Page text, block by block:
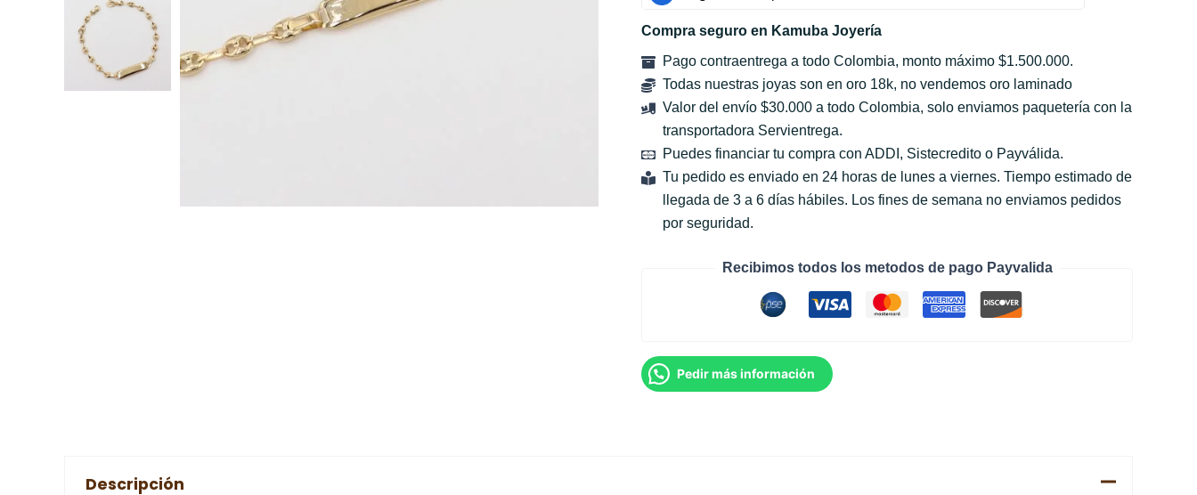
Compra seguro en Kamuba Joyería
Pago contraentrega a todo Colombia, monto máximo $1.500.000.
Todas nuestras joyas son en oro 18k, no vendemos oro laminado
Valor del envío $30.000 a todo Colombia, solo enviamos paquetería con la
transportadora Servientrega.
Puedes financiar tu compra con ADDI, Sistecredito o Payválida.
Tu pedido es enviado en 24 horas de lunes a viernes. Tiempo estimado de
llegada de 3 a 6 días hábiles. Los fines de semana no enviamos pedidos
por seguridad.
Recibimos todos los metodos de pago Payvalida
Pedir más información
Descripción